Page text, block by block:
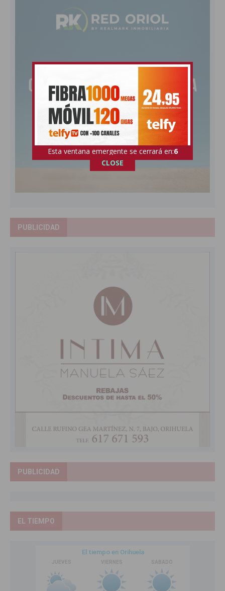
PUBLICIDAD
PUBLICIDAD
EL TIEMPO
Esta ventana emergente se cerrará en:5
CLOSE